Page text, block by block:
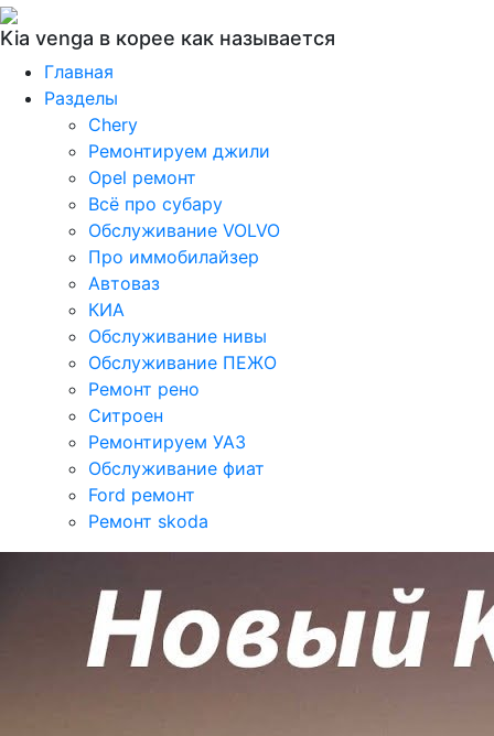
Kia venga в корее как называется
Главная
Разделы
Chery
Ремонтируем джили
Opel ремонт
Всё про субару
Обслуживание VOLVO
Про иммобилайзер
Автоваз
КИА
Обслуживание нивы
Обслуживание ПЕЖО
Ремонт рено
Ситроен
Ремонтируем УАЗ
Обслуживание фиат
Ford ремонт
Ремонт skoda